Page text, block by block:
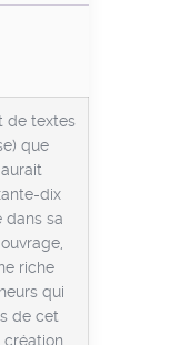
de textes
que
dix
dans sa
riche
qui
de cet